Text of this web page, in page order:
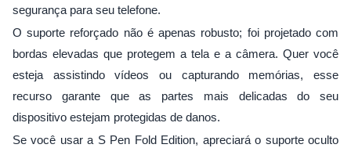
segurança para seu telefone.
O suporte reforçado não é apenas robusto; foi projetado com
bordas elevadas que protegem a tela e a câmera. Quer você
esteja assistindo vídeos ou capturando memórias, esse
recurso garante que as partes mais delicadas do seu
dispositivo estejam protegidas de danos.
Se você usar a S Pen Fold Edition, apreciará o suporte oculto